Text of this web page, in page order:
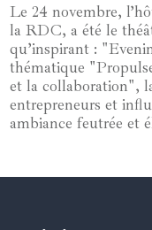
Le 24 novembre,
la RDC, a été le
qu’inspirant :
thématique
et la collaboration",
entrepreneurs et
ambiance feutrée et